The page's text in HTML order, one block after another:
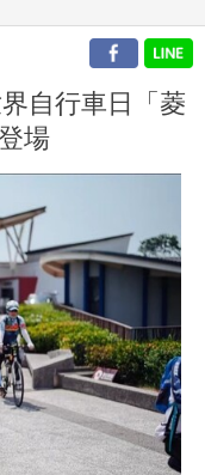
自行車日「菱
場